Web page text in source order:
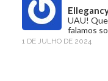
UAU!
falamos
1 DE JULHO DE 2024